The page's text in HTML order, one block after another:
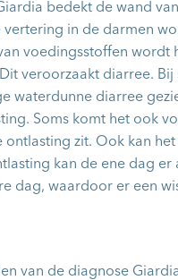
bedekt de wand
in de darmen
voedingsstoffen wordt
veroorzaakt diarree. Bij
waterdunne diarree
Soms komt het ook
ontlasting zit. Ook kan het
kan de ene dag er
dag, waardoor er een
van de diagnose